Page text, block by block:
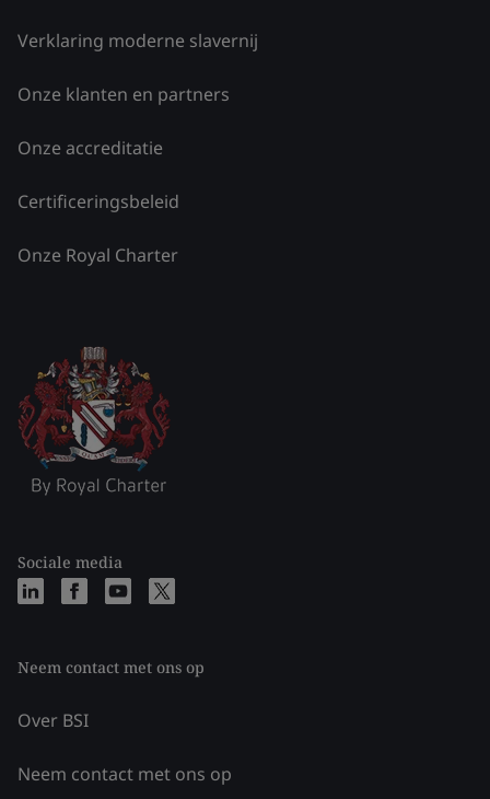
Verklaring moderne slavernij
Onze klanten en partners
Onze accreditatie
Certificeringsbeleid
Onze Royal Charter
Sociale media
Neem contact met ons op
Over BSI
Neem contact met ons op